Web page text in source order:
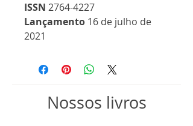
ISSN 2764-4227
Lançamento 16 de julho de
2021
Nossos livros